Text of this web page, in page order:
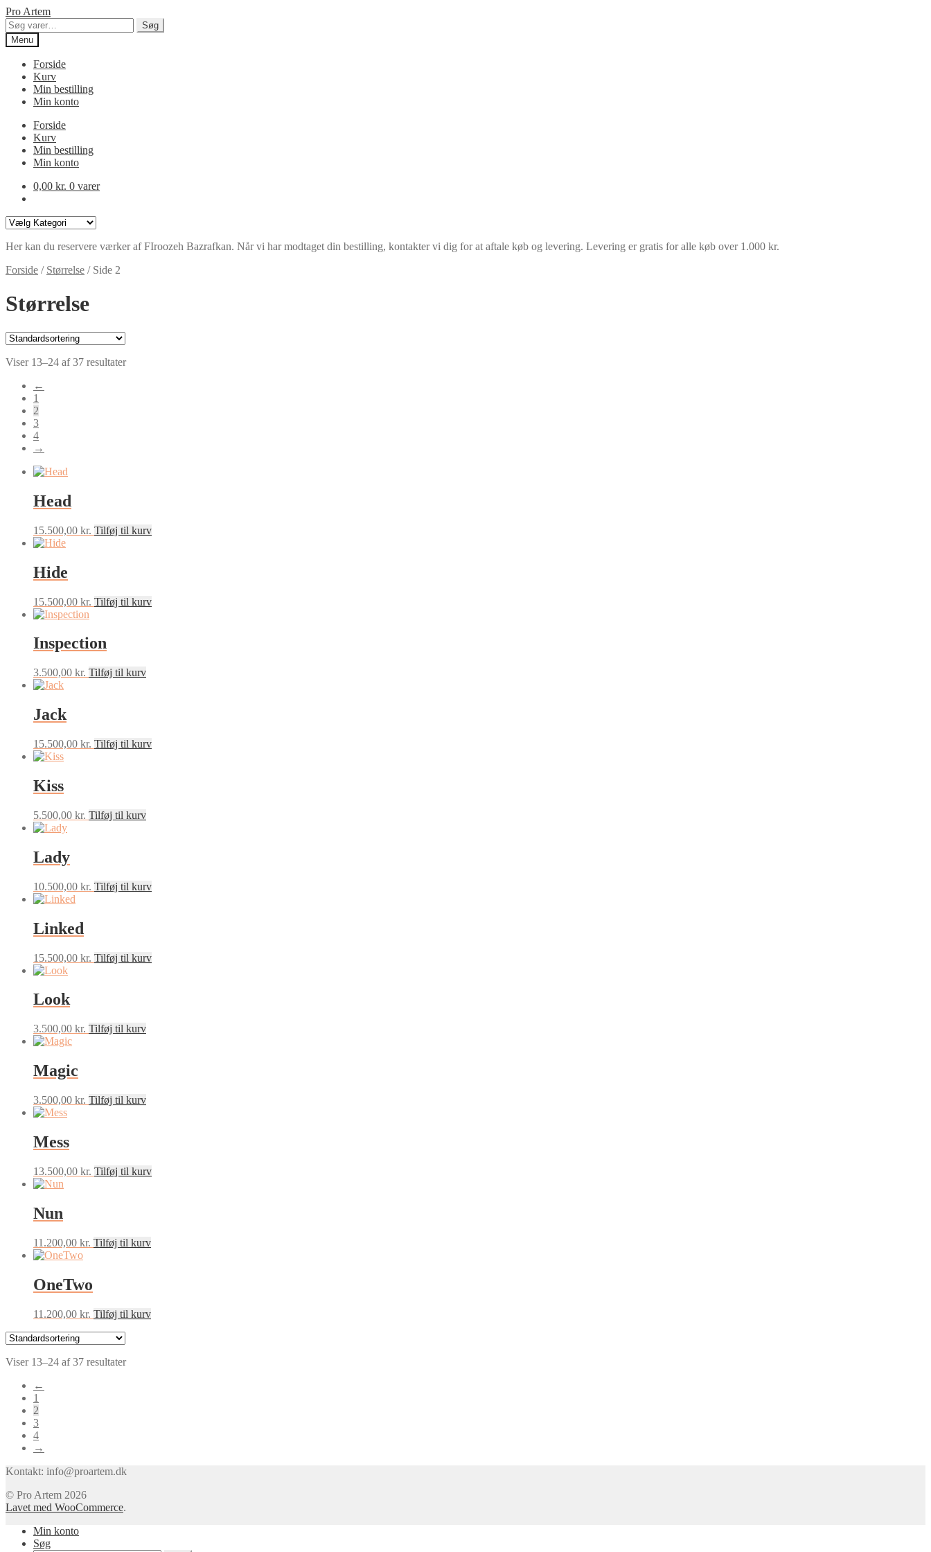
Spring
til
navigation
Spring
til
indhold
Pro Artem
Søg
efter:
Søg
Menu
Forside
Kurv
Min bestilling
Min konto
Forside
Kurv
Min bestilling
Min konto
0,00 kr. 0 varer
Varekategorier
Her kan du reservere værker af FIroozeh Bazrafkan. Når vi har modtaget din bestilling, kontakter vi dig for at aftale køb og levering. Levering er gratis for alle køb over 1.000 kr.
Forside / Størrelse / Side 2
Størrelse
Viser 13–24 af 37 resultater
←
1
2
3
4
→
Head
15.500,00 kr. Tilføj til kurv
Hide
15.500,00 kr. Tilføj til kurv
Inspection
3.500,00 kr. Tilføj til kurv
Jack
15.500,00 kr. Tilføj til kurv
Kiss
5.500,00 kr. Tilføj til kurv
Lady
10.500,00 kr. Tilføj til kurv
Linked
15.500,00 kr. Tilføj til kurv
Look
3.500,00 kr. Tilføj til kurv
Magic
3.500,00 kr. Tilføj til kurv
Mess
13.500,00 kr. Tilføj til kurv
Nun
11.200,00 kr. Tilføj til kurv
OneTwo
11.200,00 kr. Tilføj til kurv
Viser 13–24 af 37 resultater
←
1
2
3
4
→
Kontakt: info@proartem.dk
© Pro Artem 2026
Lavet med WooCommerce.
Min konto
Søg